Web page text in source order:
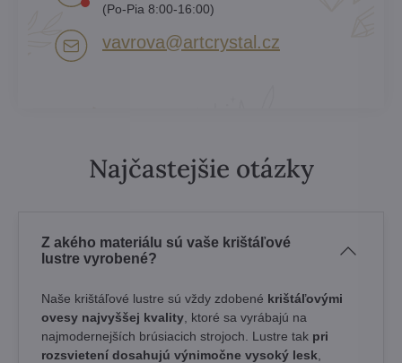
(Po-Pia 8:00-16:00)
vavrova​@artcrystal​.cz
Najčastejšie otázky
Z akého materiálu sú vaše krištáľové
lustre vyrobené?
Naše krištáľové lustre sú vždy zdobené krištáľovými
ovesy najvyššej kvality , ktoré sa vyrábajú na
najmodernejších brúsiacich strojoch. Lustre tak pri
rozsvietení dosahujú výnimočne vysoký lesk